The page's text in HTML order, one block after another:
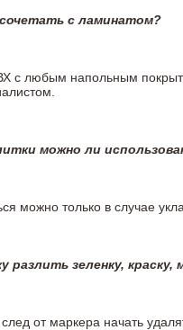
с ламинатом?
с любым напольным
можно ли
можно только в случае
разлить зеленку,
от маркера начать